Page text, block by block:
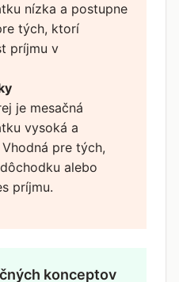
nízka a postupne
tých, ktorí
príjmu v
je mesačná
vysoká a
pre tých,
alebo
príjmu.
konceptov